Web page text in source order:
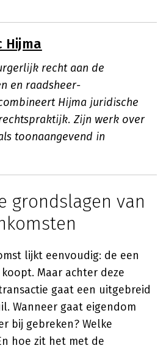
Hijma
recht aan de
en raadsheer-
Hijma juridische
Zijn werk over
toonaangevend in
grondslagen van
lijkt eenvoudig: de een
Maar achter deze
gaat een uitgebreid
Wanneer gaat eigendom
bij gebreken? Welke
hoe zit het met de